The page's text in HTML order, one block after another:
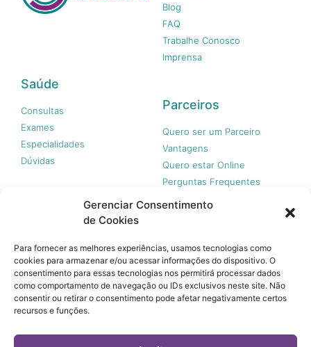
Gerenciar Consentimento
de Cookies
Para fornecer as melhores experiências, usamos tecnologias como
cookies para armazenar e/ou acessar informações do dispositivo. O
consentimento para essas tecnologias nos permitirá processar dados
como comportamento de navegação ou IDs exclusivos neste site. Não
consentir ou retirar o consentimento pode afetar negativamente certos
recursos e funções.
Blog
FAQ
Trabalhe Conosco
Imprensa
Saúde
Consultas
Exames
Especialidades
Dúvidas
Parceiros
Quero ser um Parceiro
Vantagens
Quero estar Online
Perguntas Frequentes
A 365 Acesso não é plano de saúde e não garante a